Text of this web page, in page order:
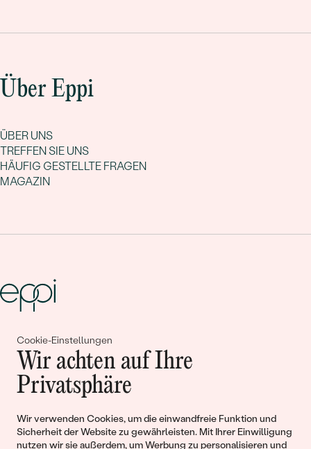
Cookie-Einstellungen
Wir achten auf Ihre
Privatsphäre
Wir verwenden Cookies, um die einwandfreie Funktion und
Sicherheit der Website zu gewährleisten. Mit Ihrer Einwilligung
nutzen wir sie außerdem, um Werbung zu personalisieren und
Über Eppi
ÜBER UNS
TREFFEN SIE UNS
HÄUFIG GESTELLTE FRAGEN
MAGAZIN
Gemeinsam erschaffen wir
Geschichten von Schönheit und
Liebe
Begleiten Sie uns!